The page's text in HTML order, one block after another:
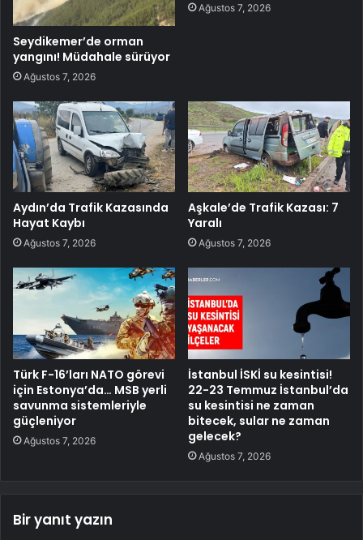
Seydikemer’de orman
yangını! Müdahale sürüyor
Ağustos 7, 2026
Ağustos 7, 2026
Aydın’da Trafik Kazasında
Hayat Kaybı
Ağustos 7, 2026
Aşkale’de Trafik Kazası: 7
Yaralı
Ağustos 7, 2026
Türk F-16’ları NATO görevi
için Estonya’da… MSB yerli
savunma sistemleriyle
güçleniyor
Ağustos 7, 2026
İstanbul İSKİ su kesintisi!
22-23 Temmuz İstanbul’da
su kesintisi ne zaman
bitecek, sular ne zaman
gelecek?
Ağustos 7, 2026
Bir yanıt yazın